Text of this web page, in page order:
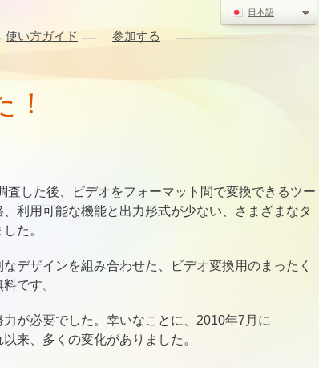
日本語
使い方ガイド 参加する
した後、ビデオをフォーマット間で変換できるツー
利用可能な機能と出力形式が少ない、さまざまなタ
た。
デザインを組み合わせた、ビデオ変換用のまったく
です。
が必要でした。幸いなことに、2010年7月に
来、多くの変化がありました。